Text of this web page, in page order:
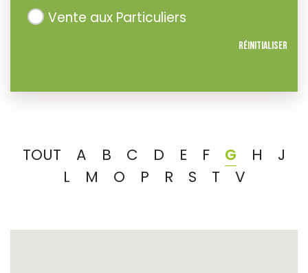
Vente aux Particuliers
Réinitialiser
TOUT A B C D E F G H
J
L
M O P R S T V